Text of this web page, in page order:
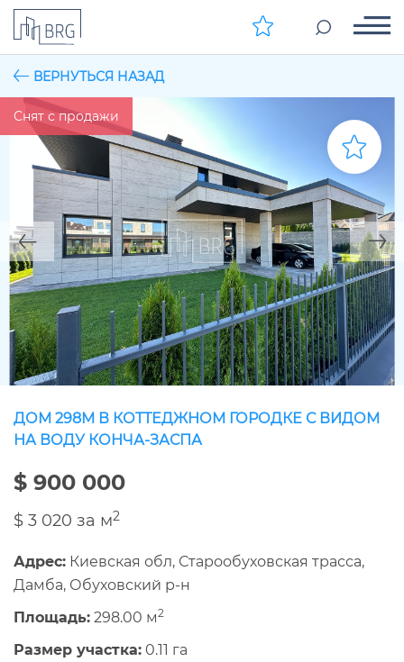
ВЕРНУТЬСЯ НАЗАД
Снят с продажи
ДОМ 298М В КОТТЕДЖНОМ ГОРОДКЕ С ВИДОМ
НА ВОДУ КОНЧА-ЗАСПА
$ 900 000
$ 3 020 за м2
Адрес: Киевская обл, Старообуховская трасса,
Дамба, Обуховский р-н
Площадь: 298.00 м2
Размер участка: 0.11 га